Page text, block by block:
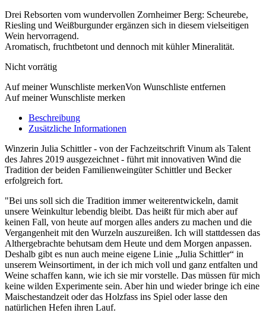
Drei Rebsorten vom wundervollen Zornheimer Berg: Scheurebe,
Riesling und Weißburgunder ergänzen sich in diesem vielseitigen
Wein hervorragend.
Aromatisch, fruchtbetont und dennoch mit kühler Mineralität.
Nicht vorrätig
Auf meiner Wunschliste merkenVon Wunschliste entfernen
Auf meiner Wunschliste merken
Beschreibung
Zusätzliche Informationen
Winzerin Julia Schittler - von der Fachzeitschrift Vinum als Talent
des Jahres 2019 ausgezeichnet - führt mit innovativen Wind die
Tradition der beiden Familienweingüter Schittler und Becker
erfolgreich fort.
"Bei uns soll sich die Tradition immer weiterentwickeln, damit
unsere Weinkultur lebendig bleibt. Das heißt für mich aber auf
keinen Fall, von heute auf morgen alles anders zu machen und die
Vergangenheit mit den Wurzeln auszureißen. Ich will stattdessen das
Althergebrachte behutsam dem Heute und dem Morgen anpassen.
Deshalb gibt es nun auch meine eigene Linie „Julia Schittler“ in
unserem Weinsortiment, in der ich mich voll und ganz entfalten und
Weine schaffen kann, wie ich sie mir vorstelle. Das müssen für mich
keine wilden Experimente sein. Aber hin und wieder bringe ich eine
Maischestandzeit oder das Holzfass ins Spiel oder lasse den
natürlichen Hefen ihren Lauf.